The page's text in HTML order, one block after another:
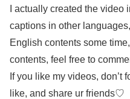
I actually created the
captions in other
English contents some
contents, feel free to
If you like my videos, don’t
like, and share ur friends♡